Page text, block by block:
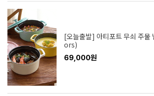
[오늘출발] 아티포트 무쇠 주
ors)
69,000원